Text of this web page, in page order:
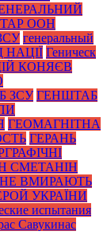
ООН
генеральный
Геническ
КОНЯЄВ
ЗСУ ГЕНШТАБ
ГЕОМАГНІТНА
ГЕРАНЬ
СМЕТАНІН
НЕ ВМИРАЮТЬ
УКРАЇНИ
испытания
Савукинас